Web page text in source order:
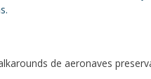
de aeronaves